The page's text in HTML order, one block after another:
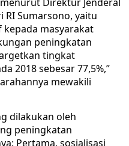
RI Sumarsono, yaitu
kepada masyarakat
peningkatan
tingkat
2018 sebesar 77,5%,”
mewakili
dilakukan oleh
peningkatan
Pertama, sosialisasi